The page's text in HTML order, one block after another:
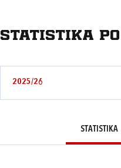
Statistika po
2025/26
STATISTIKA